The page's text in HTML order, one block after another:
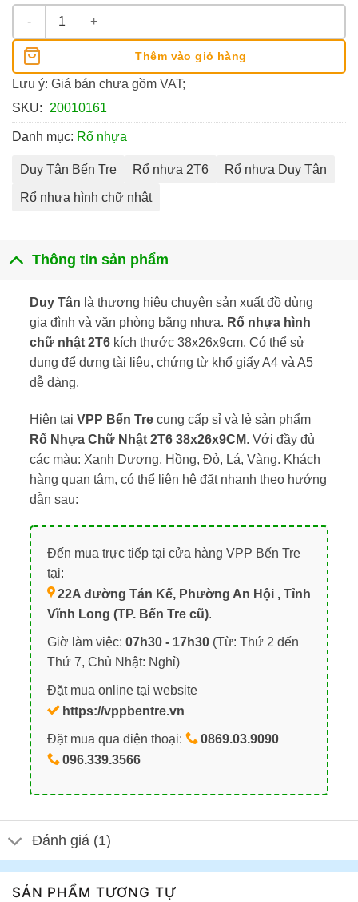
Rổ Nhựa Chữ Nhật 2T6 38x26x9CM số lượng
Thêm vào giỏ hàng
Lưu ý: Giá bán chưa gồm VAT;
SKU:
20010161
Danh mục: Rổ nhựa
Duy Tân Bến Tre Rổ nhựa 2T6 Rổ nhựa Duy Tân
Rổ nhựa hình chữ nhật
Thông tin sản phẩm
Duy Tân là thương hiệu chuyên sản xuất đồ dùng
gia đình và văn phòng bằng nhựa. Rổ nhựa hình
chữ nhật 2T6kích thước 38x26x9cm. Có thể sử
dụng để dựng tài liệu, chứng từ khổ giấy A4 và A5
dễ dàng.
Hiện tại VPP Bến Tre cung cấp sỉ và lẻ sản phẩm
Rổ Nhựa Chữ Nhật 2T6 38x26x9CM. Với đầy đủ
các màu: Xanh Dương, Hồng, Đỏ, Lá, Vàng. Khách
hàng quan tâm, có thể liên hệ đặt nhanh theo hướng
dẫn sau:
Đến mua trực tiếp tại cửa hàng VPP Bến Tre
tại:
22A đường Tán Kế, Phường An Hội , Tỉnh
Vĩnh Long (TP. Bến Tre cũ).
Giờ làm việc: 07h30 - 17h30(Từ: Thứ 2 đến
Thứ 7, Chủ Nhật: Nghỉ)
Đặt mua online tại website
https://vppbentre.vn
Đặt mua qua điện thoại:
0869.03.9090
096.339.3566
Đánh giá (1)
SẢN PHẨM TƯƠNG TỰ